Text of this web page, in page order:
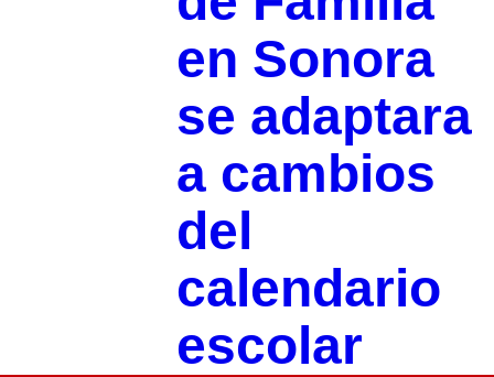
en Sonora
se adaptara
a cambios
del
calendario
escolar